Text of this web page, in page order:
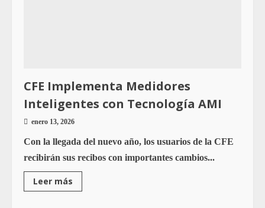
CFE Implementa Medidores
Inteligentes con Tecnología AMI
enero 13, 2026
Con la llegada del nuevo año, los usuarios de la CFE
recibirán sus recibos con importantes cambios...
Leer más